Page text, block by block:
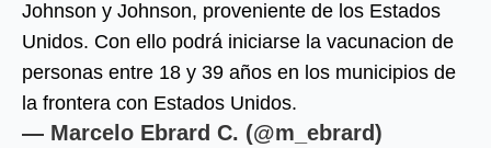
Johnson y Johnson, proveniente de los Estados
Unidos. Con ello podrá iniciarse la vacunacion de
personas entre 18 y 39 años en los municipios de
la frontera con Estados Unidos.
— Marcelo Ebrard C. (@m_ebrard)